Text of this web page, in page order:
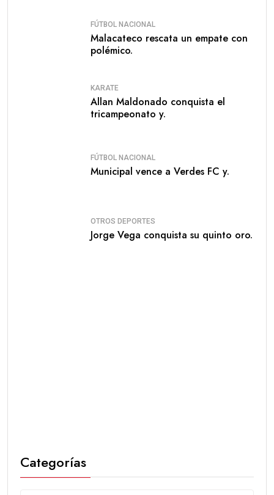
FÚTBOL NACIONAL
Malacateco rescata un empate con
polémico.
KARATE
Allan Maldonado conquista el
tricampeonato y.
FÚTBOL NACIONAL
Municipal vence a Verdes FC y.
OTROS DEPORTES
Jorge Vega conquista su quinto oro.
Categorías